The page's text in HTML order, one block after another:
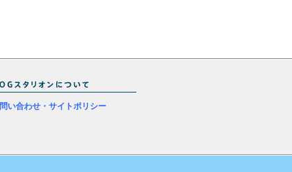
問い合わせ・サイトポリシー